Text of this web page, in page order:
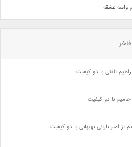
واسه عشقه
الفتی با دو کیفیت
با دو کیفیت
از امیر بارانی بهبهانی با دو کیفیت